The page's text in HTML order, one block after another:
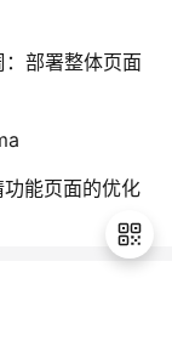
：部署整体页面
功能页面的优化